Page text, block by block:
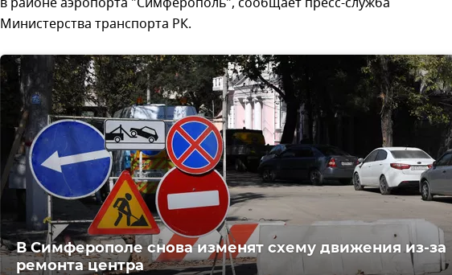
Министерства транспорта РК.
В Симферополе снова изменят схему движения из-за
ремонта центра